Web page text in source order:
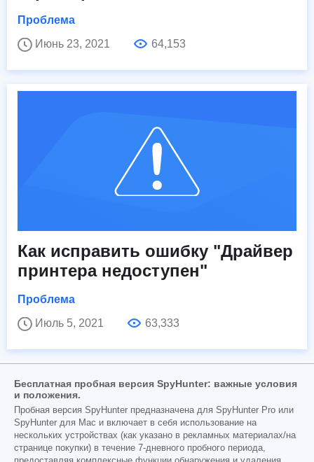
Проблема
Июнь 23, 2021
64,153
Как исправить ошибку "Драйвер
принтера недоступен"
Проблема
Июль 5, 2021
63,333
Бесплатная пробная версия SpyHunter: важные условия
и положения.
Пробная версия SpyHunter предназначена для SpyHunter Pro или
SpyHunter для Mac и включает в себя использование на
нескольких устройствах (как указано в рекламных материалах/на
странице покупки) в течение 7-дневного пробного периода,